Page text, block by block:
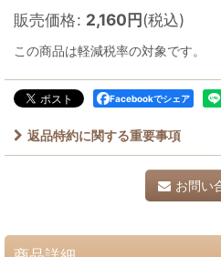
販売価格: 2,160円(税込)
この商品は軽減税率の対象です。
Facebookでシェア
返品特約に関する重要事項
お問い